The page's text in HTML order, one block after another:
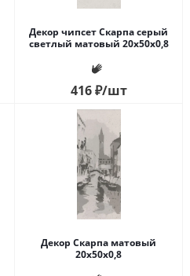
Декор чипсет Скарпа серый
светлый матовый 20x50x0,8
416₽/шт
Декор Скарпа матовый
20x50x0,8